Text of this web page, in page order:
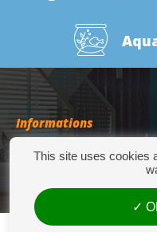
Informations
Catégories
This site uses cookies